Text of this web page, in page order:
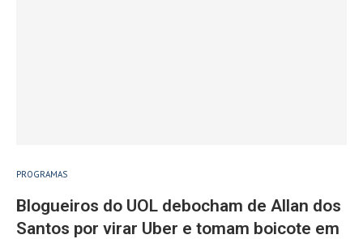
PROGRAMAS
Blogueiros do UOL debocham de Allan dos
Santos por virar Uber e tomam boicote em